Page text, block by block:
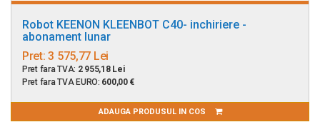
Robot KEENON KLEENBOT C40- inchiriere -
abonament lunar
Pret: 3 575,77 Lei
Pret fara TVA: 2 955,18 Lei
Pret fara TVA EURO: 600,00 €
ADAUGA PRODUSUL IN COS